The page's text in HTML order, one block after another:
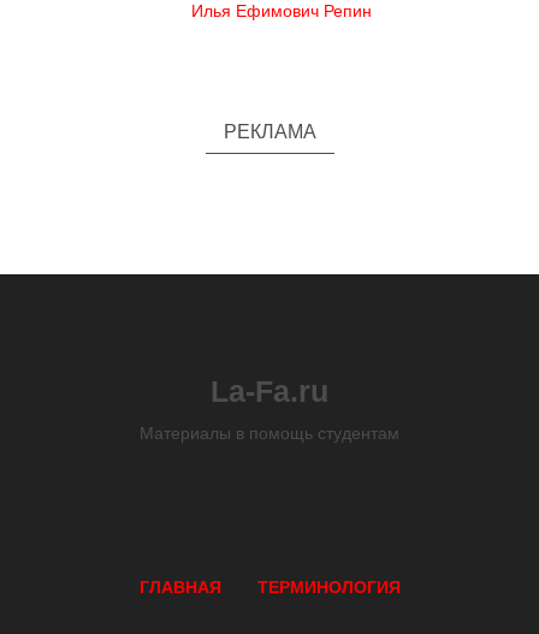
Илья Ефимович Репин
РЕКЛАМА
La-Fa.ru
Материалы в помощь студентам
ГЛАВНАЯ ТЕРМИНОЛОГИЯ